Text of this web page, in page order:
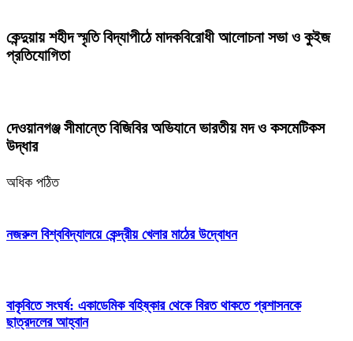
কেন্দুয়ায় শহীদ স্মৃতি বিদ্যাপীঠে মাদকবিরোধী আলোচনা সভা ও কুইজ
প্রতিযোগিতা
দেওয়ানগঞ্জ সীমান্তে বিজিবির অভিযানে ভারতীয় মদ ও কসমেটিকস
উদ্ধার
অধিক পঠিত
নজরুল বিশ্ববিদ্যালয়ে কেন্দ্রীয় খেলার মাঠের উদ্বোধন
বাকৃবিতে সংঘর্ষ: একাডেমিক বহিষ্কার থেকে বিরত থাকতে প্রশাসনকে
ছাত্রদলের আহ্বান